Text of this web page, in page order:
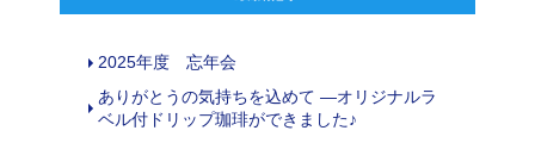
2025年度 忘年会
ありがとうの気持ちを込めて ―オリジナルラ
ベル付ドリップ珈琲ができました♪